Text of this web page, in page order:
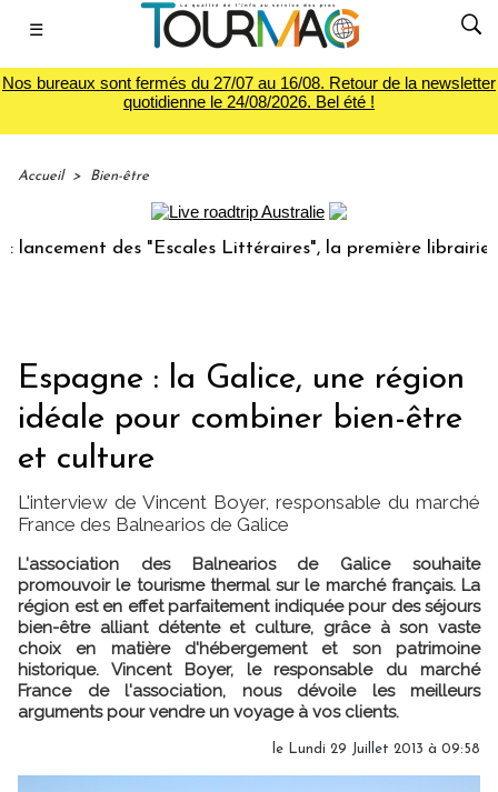
☰
Nos bureaux sont fermés du 27/07 au 16/08. Retour de la newsletter
quotidienne le 24/08/2026. Bel été !
Accueil > Bien-être
des "Escales Littéraires", la première librairie du
Espagne : la Galice, une région
idéale pour combiner bien-être
et culture
L'interview de Vincent Boyer, responsable du marché
France des Balnearios de Galice
L'association des Balnearios de Galice souhaite
promouvoir le tourisme thermal sur le marché français. La
région est en effet parfaitement indiquée pour des séjours
bien-être alliant détente et culture, grâce à son vaste
choix en matière d'hébergement et son patrimoine
historique. Vincent Boyer, le responsable du marché
France de l'association, nous dévoile les meilleurs
arguments pour vendre un voyage à vos clients.
le Lundi 29 Juillet 2013 à 09:58